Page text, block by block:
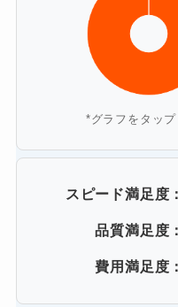
*グラフをタッ
スピード満足度：
品質満足度：
費用満足度：